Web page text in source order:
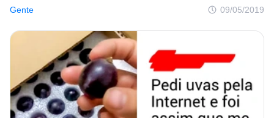
Gente 09/05/2019
da pobreza. Por exemplo, atualmente, para estar entre as 50%
das pessoas mais ricas do planeta, você só precisa ter 3.210
dólares (cerca de 12.700 reais) em suas mãos, enquanto metade
de todo o dinheiro do mundo, segundo as estatísticas, está nas
mãos de apenas 1% da população.